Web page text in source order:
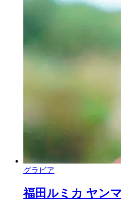
グラビア
福田ルミカ ヤン